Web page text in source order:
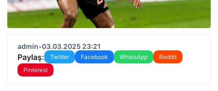
admin•03.03.2025 23:21
Paylaş: Twitter Facebook WhatsApp
Reddit
Pinterest